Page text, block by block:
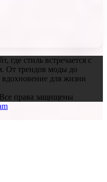
где стиль встречается с
От трендов моды до
вдохновение для жизни
права защищены